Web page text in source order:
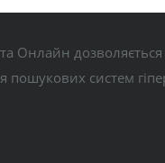
Онлайн
пошукових систем